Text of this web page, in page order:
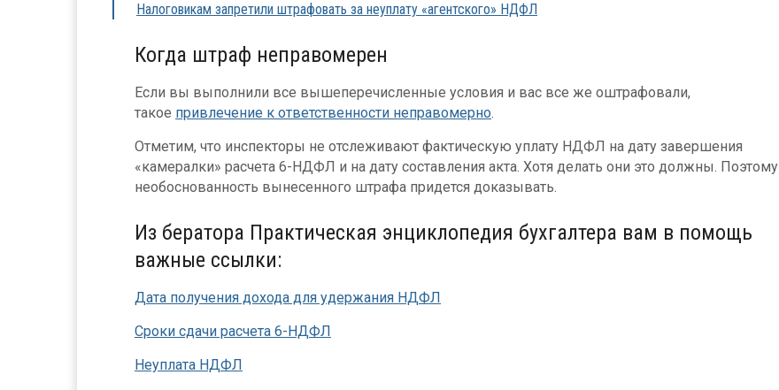
Налоговикам запретили штрафовать за неуплату «агентского» НДФЛ
Когда штраф неправомерен
Если вы выполнили все вышеперечисленные условия и вас все же оштрафовали,
такое привлечение к ответственности неправомерно.
Отметим, что инспекторы не отслеживают фактическую уплату НДФЛ на дату завершения
«камералки» расчета 6-НДФЛ и на дату составления акта. Хотя делать они это должны. Поэтому
необоснованность вынесенного штрафа придется доказывать.
Из бератора Практическая энциклопедия бухгалтера вам в помощь
важные ссылки:
Дата получения дохода для удержания НДФЛ
Сроки сдачи расчета 6-НДФЛ
Неуплата НДФЛ